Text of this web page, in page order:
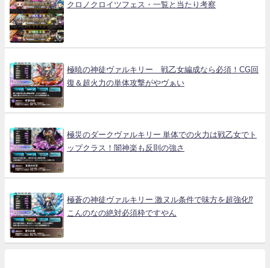
クロノクロイツフェス・一覧と当たり考察
極暁の神徒ヴァルキリー 戦乙女編成なら必須！CG回
復＆超火力の単体攻撃がやヴぁい
極災のダークヴァルキリー 単体での火力は戦乙女でト
ップクラス！闇神楽も反則の強さ
極蒼の神徒ヴァルキリー 激ヌル条件で味方を超強化⁉
こんのなの絶対必須枠ですやん